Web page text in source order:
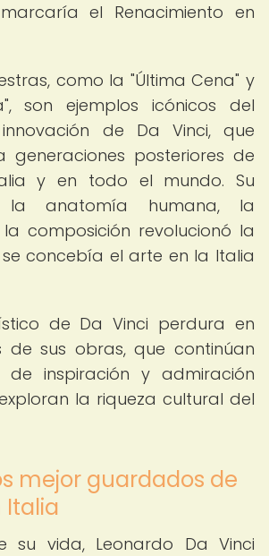
el Renacimiento en
como la "Última Cena" y
son ejemplos icónicos del
de Da Vinci, que
generaciones posteriores de
y en todo el mundo. Su
la anatomía humana, la
composición revolucionó la
concebía el arte en la Italia
de Da Vinci perdura en
sus obras, que continúan
de inspiración y admiración
la riqueza cultural del
mejor guardados de
Italia
vida, Leonardo Da Vinci